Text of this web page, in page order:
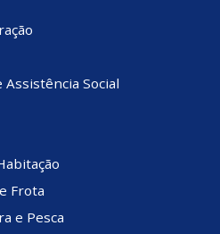
Social
Frota
e Pesca